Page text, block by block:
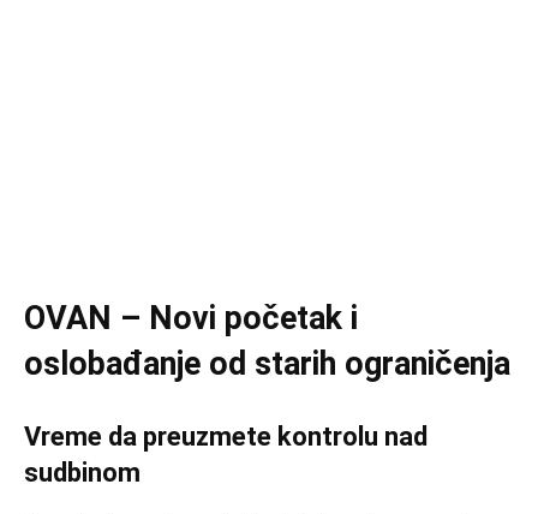
OVAN – Novi početak i
oslobađanje od starih ograničenja
Vreme da preuzmete kontrolu nad
sudbinom